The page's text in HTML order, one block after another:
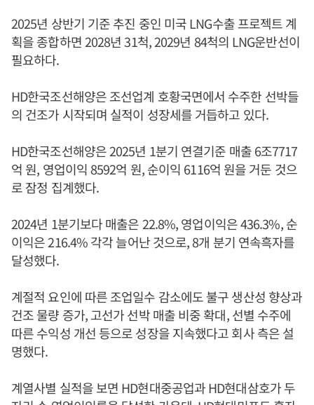
2025년 상반기 기준 추진 중인 미국 LNG수출 프로젝트 계
획을 종합하면 2028년 31척, 2029년 84척의 LNG운반선이
필요하다.
HD한국조선해양은 조선업계 호황국면에서 수주한 선박들
의 건조가 시작되며 실적이 성장세를 거듭하고 있다.
HD한국조선해양은 2025년 1분기 연결기준 매출 6조7717
억 원, 영업이익 8592억 원, 순이익 6116억 원을 거둔 것으
로 잠정 집계했다.
2024년 1분기보다 매출은 22.8%, 영업이익은 436.3%, 순
이익은 216.4% 각각 늘어난 것으로, 8개 분기 연속흑자를
달성했다.
계절적 요인에 따른 조업일수 감소에도 불구 생산성 향상과
건조 물량 증가, 고선가 선박 매출 비중 확대, 선별 수주에
따른 수익성 개선 등으로 성장을 지속했다고 회사 측은 설
명했다.
계열사별 실적을 보면 HD현대중공업과 HD현대삼호가 두